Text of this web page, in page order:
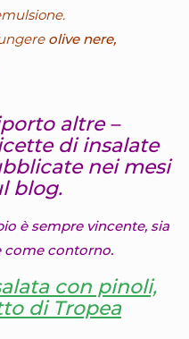
olive nere,
altre –
di insalate
nei mesi
blog.
è sempre vincente, sia
come contorno.
con pinoli,
di Tropea